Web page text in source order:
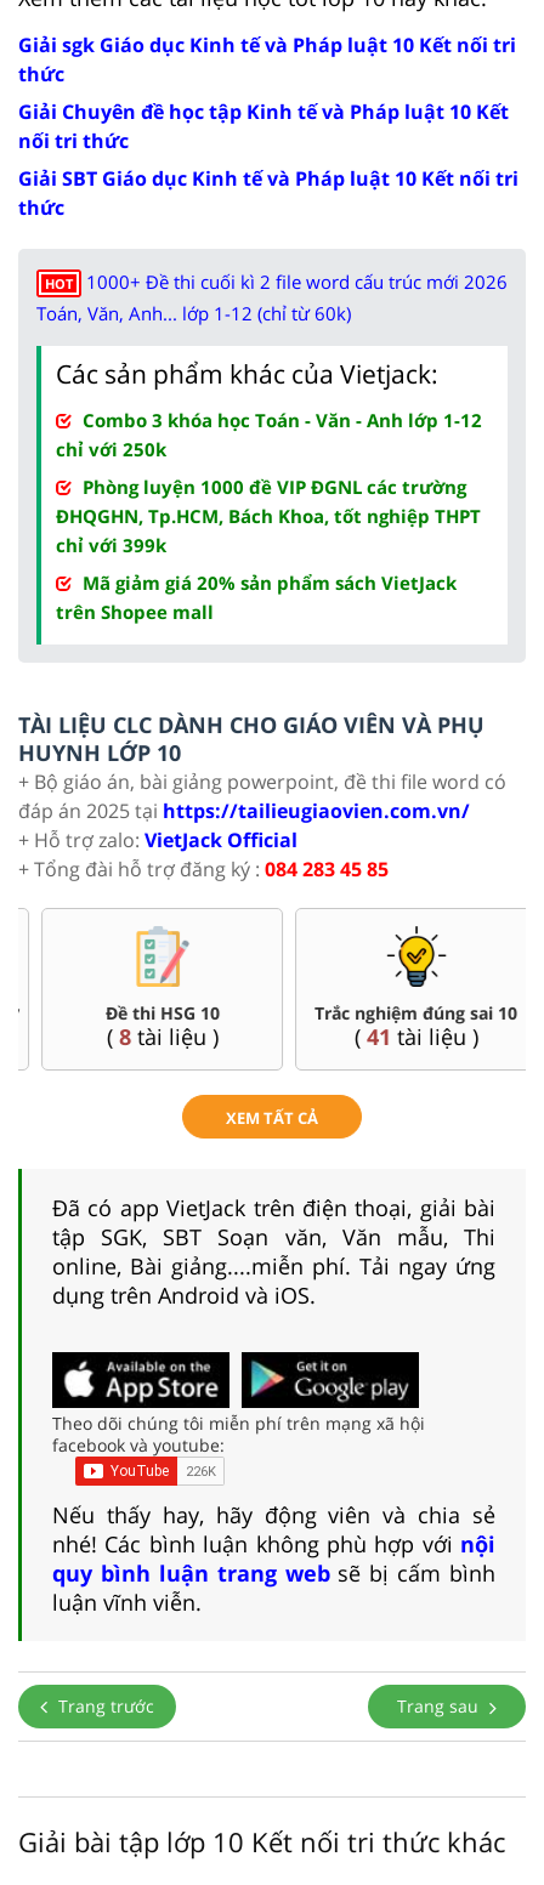
Giải sgk Giáo dục Kinh tế và Pháp luật 10 Kết nối tri
thức
Giải Chuyên đề học tập Kinh tế và Pháp luật 10 Kết
nối tri thức
Giải SBT Giáo dục Kinh tế và Pháp luật 10 Kết nối tri
thức
HOT
1000+ Đề thi cuối kì 2 file word cấu trúc mới 2026
Toán, Văn, Anh... lớp 1-12 (chỉ từ 60k)
Các sản phẩm khác của Vietjack:
Combo 3 khóa học Toán - Văn - Anh lớp 1-12
chỉ với 250k
Phòng luyện 1000 đề VIP ĐGNL các trường
ĐHQGHN, Tp.HCM, Bách Khoa, tốt nghiệp THPT
chỉ với 399k
Mã giảm giá 20% sản phẩm sách VietJack
trên Shopee mall
TÀI LIỆU CLC DÀNH CHO GIÁO VIÊN VÀ PHỤ
HUYNH LỚP 10
+ Bộ giáo án, bài giảng powerpoint, đề thi file word có
đáp án 2025 tại https://tailieugiaovien.com.vn/
+ Hỗ trợ zalo: VietJack Official
+ Tổng đài hỗ trợ đăng ký : 084 283 45 85
Đề thi HSG 10
8tài liệu )
Trắc nghiệm đúng sai 10
41tài liệu )
XEM TẤT CẢ
Đã có app VietJack trên điện thoại, giải bài
tập SGK, SBT Soạn văn, Văn mẫu, Thi
online, Bài giảng....miễn phí. Tải ngay ứng
dụng trên Android và iOS.
Theo dõi chúng tôi miễn phí trên mạng xã hội
facebook và youtube:
Nếu thấy hay, hãy động viên và chia sẻ
nhé! Các bình luận không phù hợp với nội
quy bình luận trang websẽ bị cấm bình
luận vĩnh viễn.
Trang trước Trang sau
Giải bài tập lớp 10 Kết nối tri thức khác